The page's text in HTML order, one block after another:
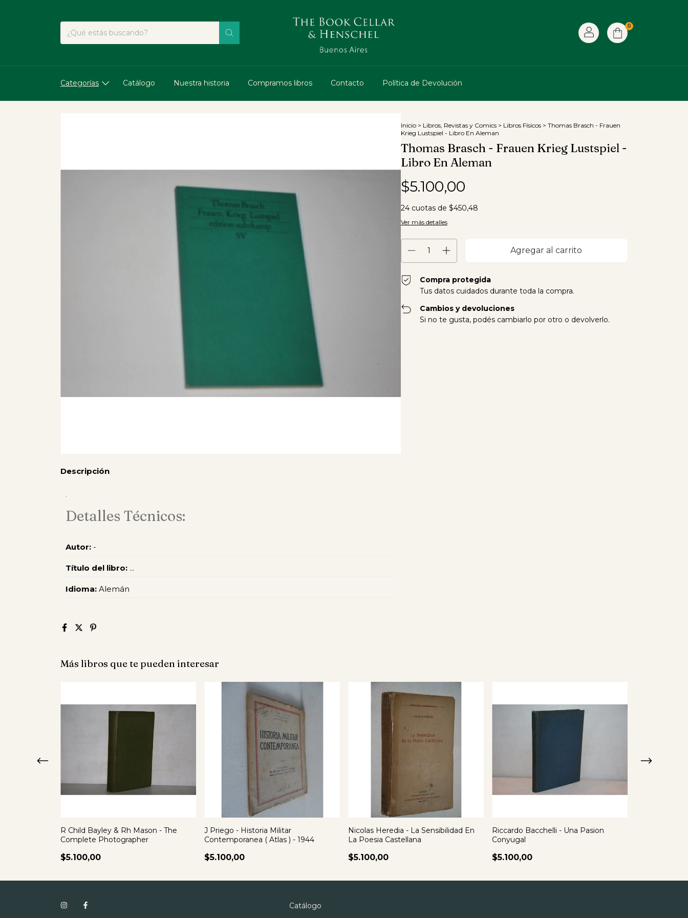
0
Categorías Catálogo Nuestra historia Compramos libros Contacto Política de Devolución
Inicio > Libros, Revistas y Comics > Libros Físicos > Thomas Brasch - Frauen
Krieg Lustspiel - Libro En Aleman
Thomas Brasch - Frauen Krieg Lustspiel -
Libro En Aleman
$5.100,00
24 cuotas de $450,48
Ver más detalles
Compra protegida
Tus datos cuidados durante toda la compra.
Cambios y devoluciones
Si no te gusta, podés cambiarlo por otro o devolverlo.
Descripción
.
Detalles Técnicos:
Autor: -
Título del libro: ...
Idioma: Alemán
Más libros que te pueden interesar
R Child Bayley & Rh Mason - The
Complete Photographer
$5.100,00
J Priego - Historia Militar
Contemporanea ( Atlas ) - 1944
$5.100,00
Nicolas Heredia - La Sensibilidad En
La Poesia Castellana
$5.100,00
Riccardo Bacchelli - Una Pasion
Conyugal
$5.100,00
Catálogo